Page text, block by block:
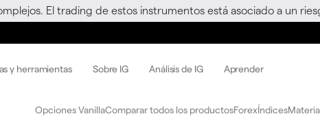
El trading de estos instrumentos está asociado a un
y herramientas Sobre IG Análisis de IG Aprender
Opciones VanillaComparar todos los productosForexÍndices